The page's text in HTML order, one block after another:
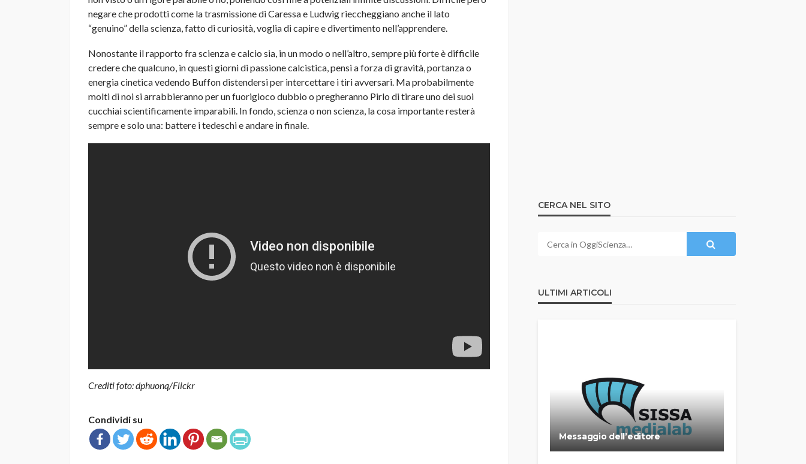
negare che prodotti come la trasmissione di Caressa e Ludwig rieccheggiano anche il lato
“genuino” della scienza, fatto di curiosità, voglia di capire e divertimento nell’apprendere.
Nonostante il rapporto fra scienza e calcio sia, in un modo o nell’altro, sempre più forte è difficile
credere che qualcuno, in questi giorni di passione calcistica, pensi a forza di gravità, portanza o
energia cinetica vedendo Buffon distendersi per intercettare i tiri avversari. Ma probabilmente
molti di noi si arrabbieranno per un fuorigioco dubbio o pregheranno Pirlo di tirare uno dei suoi
cucchiai scientificamente imparabili. In fondo, scienza o non scienza, la cosa importante resterà
sempre e solo una: battere i tedeschi e andare in finale.
Crediti foto: dphuonq/Flickr
Condividi su
CERCA NEL SITO
ULTIMI ARTICOLI
Messaggio dell’editore